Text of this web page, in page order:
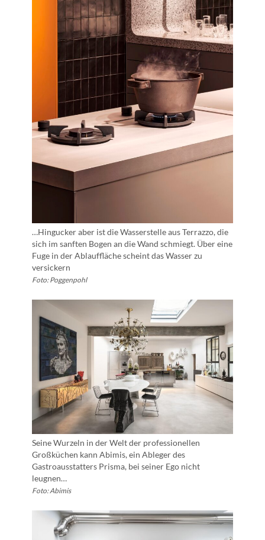
…Hingucker aber ist die Wasserstelle aus Terrazzo, die
sich im sanften Bogen an die Wand schmiegt. Über eine
Fuge in der Ablauffläche scheint das Wasser zu
versickern
Foto: Poggenpohl
Seine Wurzeln in der Welt der professionellen
Großküchen kann Abimis, ein Ableger des
Gastroausstatters Prisma, bei seiner Ego nicht
leugnen…
Foto: Abimis